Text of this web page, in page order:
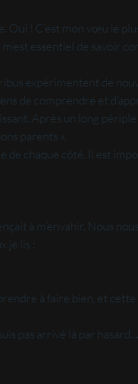
! C’est mon vœu le
essentiel de savoir
expérimentent de
de comprendre et
Après un long
parents ».
de chaque côté. Il est
à m’envahir. Nous
je lis :
à faire bien, et cette
pas arrivé là par hasard.